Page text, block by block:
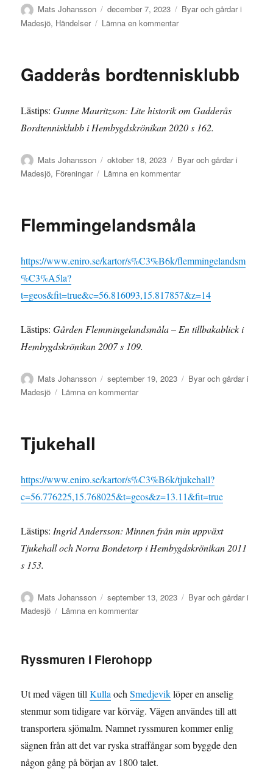
Författare
Mats Johansson
Publicerat
den
december 7, 2023 Kategorier
Byar och gårdar i
Madesjö, Händelser Lämna en kommentartill
Gadderås bordtennisklubb
Lästips:Gunne Mauritzson: Lite historik om Gadderås
Bordtennisklubb i Hembygdskrönikan 2020 s 162.
Författare
Mats Johansson
Publicerat
den
oktober 18, 2023 Kategorier
Byar och gårdar i
Madesjö, Föreningar Lämna en kommentartill
Flemmingelandsmåla
https://www.eniro.se/kartor/s%C3%B6k/flemmingelandsm
%C3%A5la?
t=geos&fit=true&c=56.816093,15.817857&z=14
Lästips:Gården Flemmingelandsmåla – En tillbakablick i
Hembygdskrönikan 2007 s 109.
Författare
Mats Johansson
Publicerat
den
september 19, 2023 Kategorier
Byar och gårdar i
Madesjö
Lämna en kommentartill
Tjukehall
https://www.eniro.se/kartor/s%C3%B6k/tjukehall?
c=56.776225,15.768025&t=geos&z=13.11&fit=true
Lästips: Ingrid Andersson: Minnen från min uppväxt
Tjukehall och Norra Bondetorp i Hembygdskrönikan 2011
s 153.
Författare
Mats Johansson
Publicerat
den
september 13, 2023 Kategorier
Byar och gårdar i
Madesjö
Lämna en kommentartill
Ryssmuren i Flerohopp
Ut med vägen tillKulla ochSmedjeviklöper en anselig
stenmur som tidigare var körväg. Vägen användes till att
transportera sjömalm. Namnet ryssmuren kommer enlig
sägnen från att det var ryska straffångar som byggde den
någon gång på början av 1800 talet.